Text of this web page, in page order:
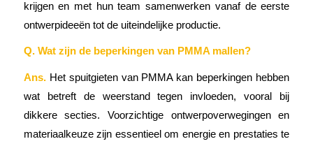
krijgen en met hun team samenwerken vanaf de eerste
ontwerpideeën tot de uiteindelijke productie.
Q. Wat zijn de beperkingen van PMMA mallen?
Ans.Het spuitgieten van PMMA kan beperkingen hebben
wat betreft de weerstand tegen invloeden, vooral bij
dikkere secties. Voorzichtige ontwerpoverwegingen en
materiaalkeuze zijn essentieel om energie en prestaties te